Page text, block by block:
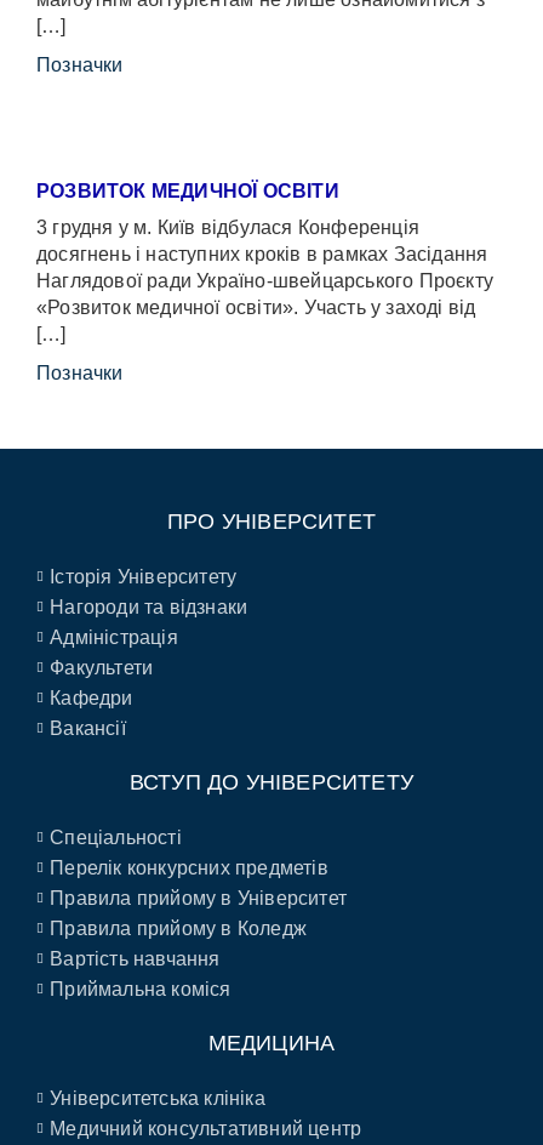
[…]
Позначки
РОЗВИТОК МЕДИЧНОЇ ОСВІТИ
3 грудня у м. Київ відбулася Конференція
досягнень і наступних кроків в рамках Засідання
Наглядової ради Україно-швейцарського Проєкту
«Розвиток медичної освіти». Участь у заході від
[…]
Позначки
ПРО УНІВЕРСИТЕТ
Історія Університету
Нагороди та відзнаки
Адміністрація
Факультети
Кафедри
Вакансії
ВСТУП ДО УНІВЕРСИТЕТУ
Спеціальності
Перелік конкурсних предметів
Правила прийому в Університет
Правила прийому в Коледж
Вартість навчання
Приймальна коміся
МЕДИЦИНА
Університетська клініка
Медичний консультативний центр